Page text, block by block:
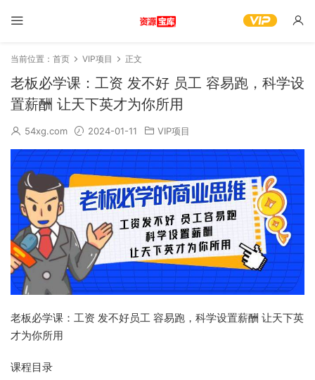
当前位置： 首页 VIP项目 正文
老板必学课：工资 发不好 员工 容易跑，科学设
置薪酬 让天下英才为你所用
54xg.com 2024-01-11 VIP项目
老板必学课：工资 发不好员工 容易跑，科学设置薪酬 让天下英
才为你所用
课程目录